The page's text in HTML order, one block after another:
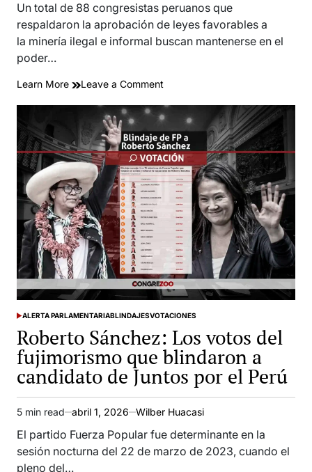
read
time
Un total de 88 congresistas peruanos que
respaldaron la aprobación de leyes favorables a
la minería ilegal e informal buscan mantenerse en el
poder…
Learn More Leave a Comment
88
congresistas
que
van
a
la
reelección
apoyaron
leyes
favor
de
la
minería
ilegal
POSTED
IN
ALERTA PARLAMENTARIABLINDAJESVOTACIONES
Roberto Sánchez: Los votos del
fujimorismo que blindaron a
candidato de Juntos por el Perú
Estimated
read
time
5 min read abril 1, 2026 Wilber Huacasi
El partido Fuerza Popular fue determinante en la
sesión nocturna del 22 de marzo de 2023, cuando el
pleno del…